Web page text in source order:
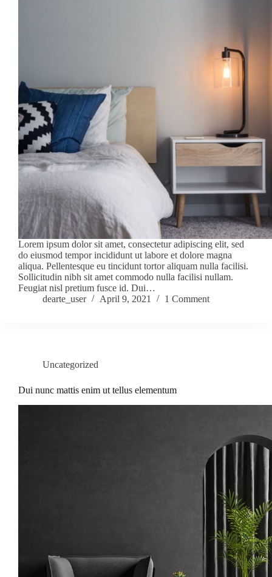
Lorem ipsum dolor sit amet, consectetur adipiscing elit, sed
do eiusmod tempor incididunt ut labore et dolore magna
aliqua. Pellentesque eu tincidunt tortor aliquam nulla facilisi.
Sollicitudin nibh sit amet commodo nulla facilisi nullam.
Feugiat nisl pretium fusce id. Dui…
dearte_user
April 9, 2021 1 Comment
Uncategorized
Dui nunc mattis enim ut tellus elementum